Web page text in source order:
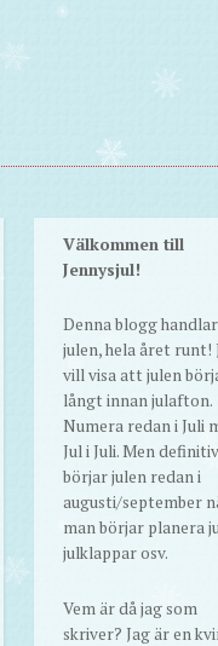
Välkommen till
Jennysjul!
Denna blogg
julen, hela året runt!
vill visa att julen
långt innan julafton.
Numera redan i Juli
Jul i Juli. Men
börjar julen redan i
augusti/september
man börjar planera
julklappar osv.
Vem är då jag som
skriver? Jag är en